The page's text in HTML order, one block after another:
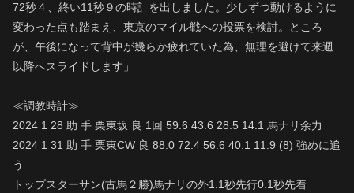
72秒４、終い11秒９の時計を出しました。少しずつ動けるように
変わった点も踏まえ、東京のマイル戦への投票を検討。ところ
が、午後になって背中が幾らか疲れていた為、無理を避けて来週
以降へスライドします」
≪調教時計≫
2024 1 28 助 手 栗東坂 良 1回 59.6 43.6 28.5 14.1 馬ナリ余力
2024 1 31 助 手 栗東CW 良 88.0 72.4 56.6 40.1 11.9 (8) 強めに追
う
トップスターサン(古馬２勝)馬ナリの外1.1秒先行0.1秒先着